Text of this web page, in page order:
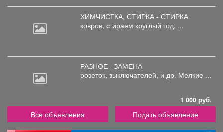
ХИМЧИСТКА, СТИРКА - СТИРКА
ковров, стираем круглый год, ...
РАЗНОЕ - ЗАМЕНА
розеток, выключателей, и др. Мелкие ...
1 000 руб.
Все объявления Подать объявление